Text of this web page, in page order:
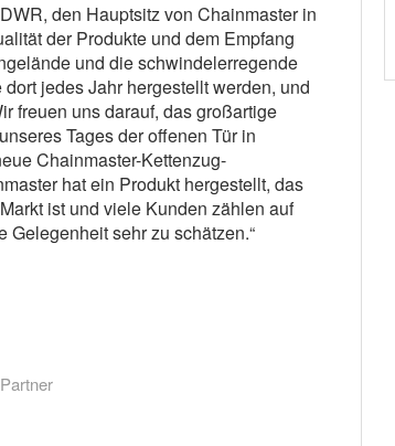
den Hauptsitz von Chainmaster in
der Produkte und dem Empfang
und die schwindelerregende
jedes Jahr hergestellt werden, und
freuen uns darauf, das großartige
Tages der offenen Tür in
Chainmaster-Kettenzug-
hat ein Produkt hergestellt, das
ist und viele Kunden zählen auf
sehr zu schätzen.“